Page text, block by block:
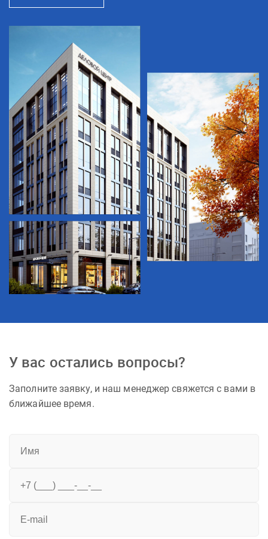
У вас остались вопросы?
Заполните заявку, и наш менеджер свяжется с вами в
ближайшее время.